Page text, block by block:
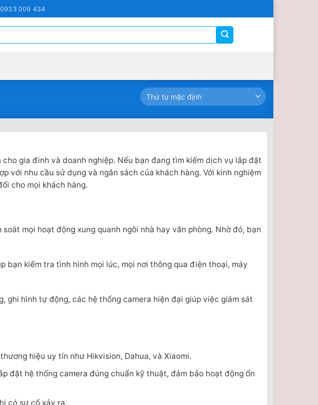
0933 009 434
gia đình và doanh nghiệp. Nếu bạn đang tìm kiếm dịch vụ lắp đặt
với nhu cầu sử dụng và ngân sách của khách hàng. Với kinh nghiệm
cho mọi khách hàng.
mọi hoạt động xung quanh ngôi nhà hay văn phòng. Nhờ đó, bạn
bạn kiểm tra tình hình mọi lúc, mọi nơi thông qua điện thoại, máy
ghi hình tự động, các hệ thống camera hiện đại giúp việc giám sát
hiệu uy tín như Hikvision, Dahua, và Xiaomi.
đặt hệ thống camera đúng chuẩn kỹ thuật, đảm bảo hoạt động ổn
có sự cố xảy ra.